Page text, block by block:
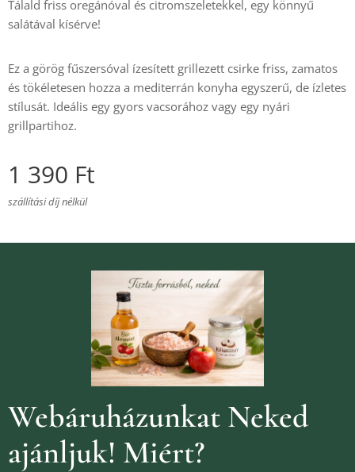
Tálald friss oregánóval és citromszeletekkel, egy könnyű
salátával kísérve!
Ez a görög fűszersóval ízesített grillezett csirke friss, zamatos
és tökéletesen hozza a mediterrán konyha egyszerű, de ízletes
stílusát. Ideális egy gyors vacsorához vagy egy nyári
grillpartihoz.
1 390 Ft
szállítási díj nélkül
Webáruházunkat Neked
ajánljuk! Miért?